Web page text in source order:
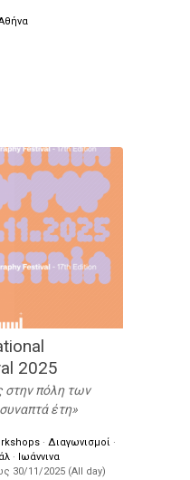
2025
στην πόλη των
έτη
· Διαγωνισμοί ·
·
Ιωάννινα
30/11/2025 (All day)